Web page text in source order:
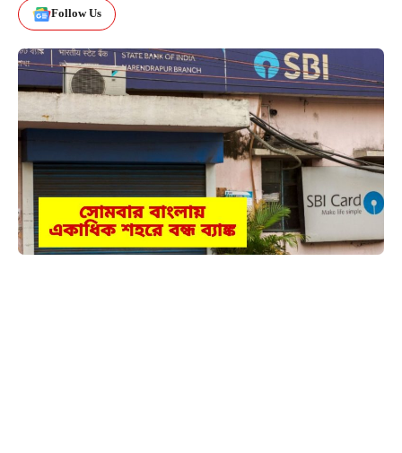
Follow Us